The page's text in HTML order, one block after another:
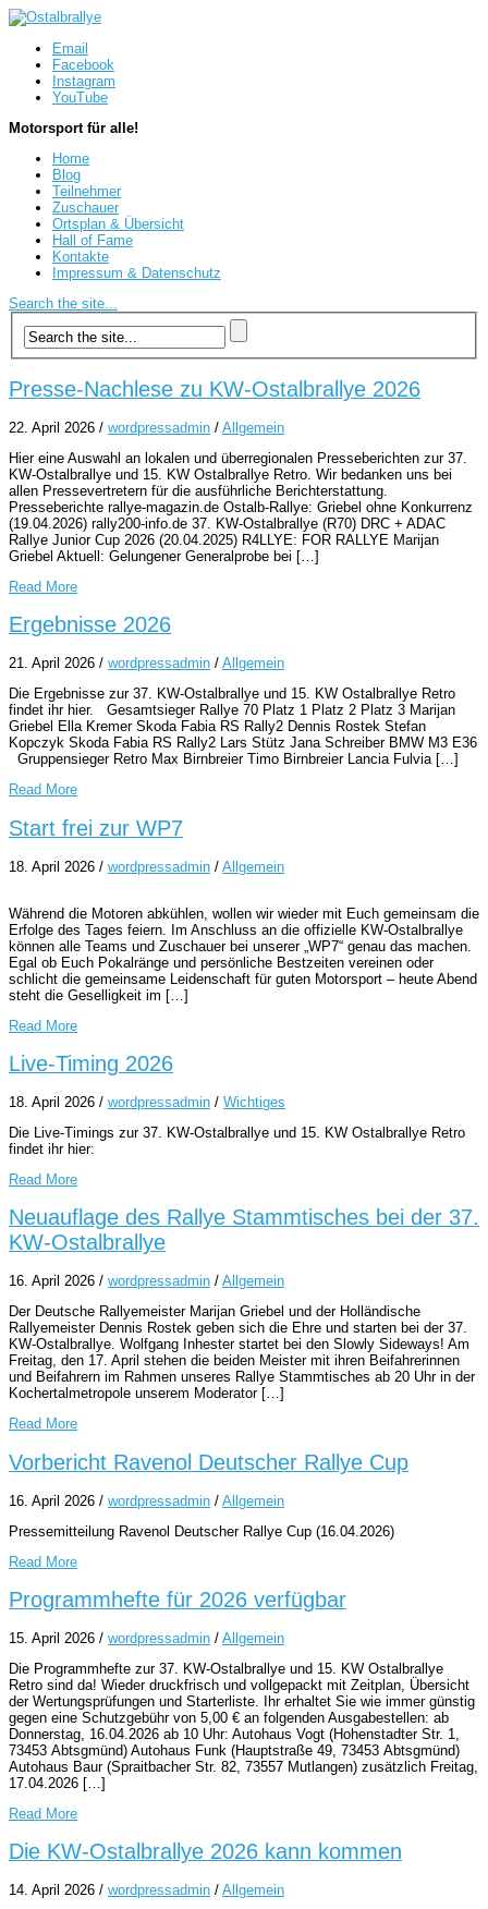
Email
Facebook
Instagram
YouTube
Motorsport für alle!
Home
Blog
Teilnehmer
Zuschauer
Ortsplan & Übersicht
Hall of Fame
Kontakte
Impressum & Datenschutz
Search the site...
Presse-Nachlese zu KW-Ostalbrallye 2026
22. April 2026 / wordpressadmin / Allgemein
Hier eine Auswahl an lokalen und überregionalen Presseberichten zur 37.
KW-Ostalbrallye und 15. KW Ostalbrallye Retro. Wir bedanken uns bei
allen Pressevertretern für die ausführliche Berichterstattung.
Presseberichte rallye-magazin.de Ostalb-Rallye: Griebel ohne Konkurrenz
(19.04.2026) rally200-info.de 37. KW-Ostalbrallye (R70) DRC + ADAC
Rallye Junior Cup 2026 (20.04.2025) R4LLYE: FOR RALLYE Marijan
Griebel Aktuell: Gelungener Generalprobe bei […]
Read More
Ergebnisse 2026
21. April 2026 / wordpressadmin / Allgemein
Die Ergebnisse zur 37. KW-Ostalbrallye und 15. KW Ostalbrallye Retro
findet ihr hier. Gesamtsieger Rallye 70 Platz 1 Platz 2 Platz 3 Marijan
Griebel Ella Kremer Skoda Fabia RS Rally2 Dennis Rostek Stefan
Kopczyk Skoda Fabia RS Rally2 Lars Stütz Jana Schreiber BMW M3 E36
Gruppensieger Retro Max Birnbreier Timo Birnbreier Lancia Fulvia […]
Read More
Start frei zur WP7
18. April 2026 / wordpressadmin / Allgemein
Während die Motoren abkühlen, wollen wir wieder mit Euch gemeinsam die
Erfolge des Tages feiern. Im Anschluss an die offizielle KW-Ostalbrallye
können alle Teams und Zuschauer bei unserer „WP7“ genau das machen.
Egal ob Euch Pokalränge und persönliche Bestzeiten vereinen oder
schlicht die gemeinsame Leidenschaft für guten Motorsport – heute Abend
steht die Geselligkeit im […]
Read More
Live-Timing 2026
18. April 2026 / wordpressadmin / Wichtiges
Die Live-Timings zur 37. KW-Ostalbrallye und 15. KW Ostalbrallye Retro
findet ihr hier:
Read More
Neuauflage des Rallye Stammtisches bei der 37.
KW-Ostalbrallye
16. April 2026 / wordpressadmin / Allgemein
Der Deutsche Rallyemeister Marijan Griebel und der Holländische
Rallyemeister Dennis Rostek geben sich die Ehre und starten bei der 37.
KW-Ostalbrallye. Wolfgang Inhester startet bei den Slowly Sideways! Am
Freitag, den 17. April stehen die beiden Meister mit ihren Beifahrerinnen
und Beifahrern im Rahmen unseres Rallye Stammtisches ab 20 Uhr in der
Kochertalmetropole unserem Moderator […]
Read More
Vorbericht Ravenol Deutscher Rallye Cup
16. April 2026 / wordpressadmin / Allgemein
Pressemitteilung Ravenol Deutscher Rallye Cup (16.04.2026)
Read More
Programmhefte für 2026 verfügbar
15. April 2026 / wordpressadmin / Allgemein
Die Programmhefte zur 37. KW-Ostalbrallye und 15. KW Ostalbrallye
Retro sind da! Wieder druckfrisch und vollgepackt mit Zeitplan, Übersicht
der Wertungsprüfungen und Starterliste. Ihr erhaltet Sie wie immer günstig
gegen eine Schutzgebühr von 5,00 € an folgenden Ausgabestellen: ab
Donnerstag, 16.04.2026 ab 10 Uhr: Autohaus Vogt (Hohenstadter Str. 1,
73453 Abtsgmünd) Autohaus Funk (Hauptstraße 49, 73453 Abtsgmünd)
Autohaus Baur (Spraitbacher Str. 82, 73557 Mutlangen) zusätzlich Freitag,
17.04.2026 […]
Read More
Die KW-Ostalbrallye 2026 kann kommen
14. April 2026 / wordpressadmin / Allgemein